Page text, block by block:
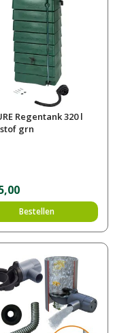
Regentank 320 l
grn
,00
Bestellen